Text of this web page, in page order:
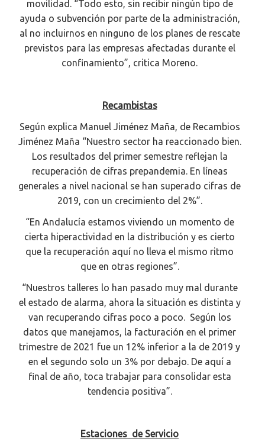
movilidad. “Todo esto, sin recibir ningún tipo de
ayuda o subvención por parte de la administración,
al no incluirnos en ninguno de los planes de rescate
previstos para las empresas afectadas durante el
confinamiento”, critica Moreno.
Recambistas
Según explica Manuel Jiménez Maña, de Recambios
Jiménez Maña “Nuestro sector ha reaccionado bien.
Los resultados del primer semestre reflejan la
recuperación de cifras prepandemia. En líneas
generales a nivel nacional se han superado cifras de
2019, con un crecimiento del 2%”.
“En Andalucía estamos viviendo un momento de
cierta hiperactividad en la distribución y es cierto
que la recuperación aquí no lleva el mismo ritmo
que en otras regiones”.
“Nuestros talleres lo han pasado muy mal durante
el estado de alarma, ahora la situación es distinta y
van recuperando cifras poco a poco. Según los
datos que manejamos, la facturación en el primer
trimestre de 2021 fue un 12% inferior a la de 2019 y
en el segundo solo un 3% por debajo. De aquí a
final de año, toca trabajar para consolidar esta
tendencia positiva”.
Estaciones de Servicio